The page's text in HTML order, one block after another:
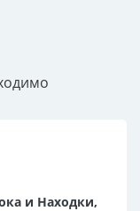
и Находки,